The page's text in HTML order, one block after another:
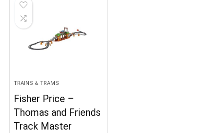
TRAINS & TRAMS
Fisher Price –
Thomas and Friends
Track Master